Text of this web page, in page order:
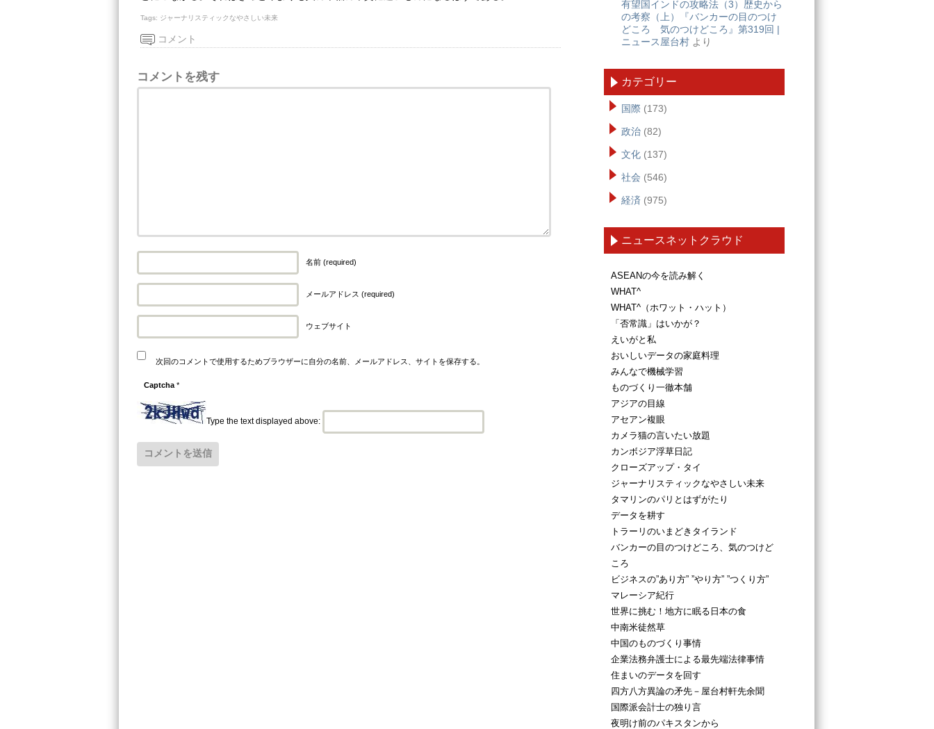
Tags: ジャーナリスティックなやさしい未来
コメント
コメントを残す
名前 (required)
メールアドレス (required)
ウェブサイト
次回のコメントで使用するためブラウザーに自分の名前、メールアドレス、サイトを保存する。
Captcha *
Type the text displayed above:
有望国インドの攻略法（3）歴史から
の考察（上）『バンカーの目のつけ
どころ 気のつけどころ』第319回 |
ニュース屋台村 より
カテゴリー
国際 (173)
政治 (82)
文化 (137)
社会 (546)
経済 (975)
ニュースネットクラウド
ASEANの今を読み解く
WHAT^
WHAT^（ホワット・ハット）
「否常識」はいかが？
えいがと私
おいしいデータの家庭料理
みんなで機械学習
ものづくり一徹本舗
アジアの目線
アセアン複眼
カメラ猫の言いたい放題
カンボジア浮草日記
クローズアップ・タイ
ジャーナリスティックなやさしい未来
タマリンのパリとはずがたり
データを耕す
トラーリのいまどきタイランド
バンカーの目のつけどころ、気のつけど
ころ
ビジネスの”あり方” ”やり方” ”つくり方”
マレーシア紀行
世界に挑む！地方に眠る日本の食
中南米徒然草
中国のものづくり事情
企業法務弁護士による最先端法律事情
住まいのデータを回す
四方八方異論の矛先－屋台村軒先余聞
国際派会計士の独り言
夜明け前のパキスタンから